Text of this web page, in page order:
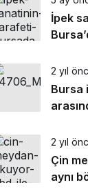
İpek
2 yıl
Bursa
2 yıl
Çin
aynı